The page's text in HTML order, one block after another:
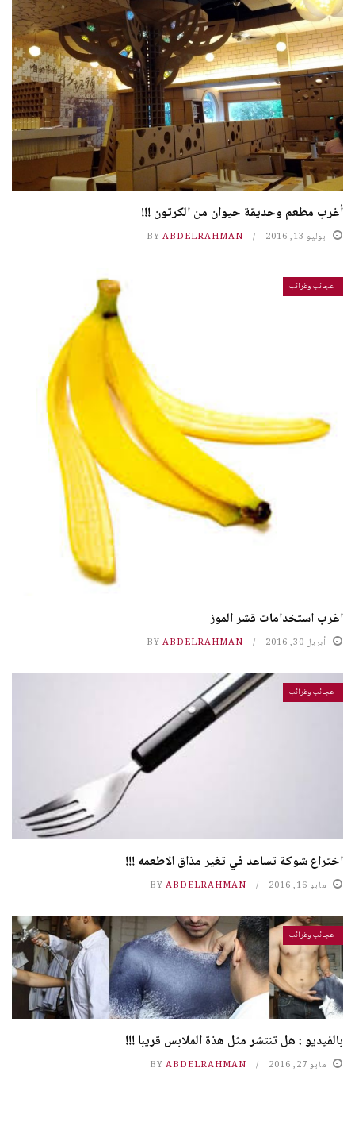
أغرب مطعم وحديقة حيوان من الكرتون !!!
يوليو 13, 2016 BY ABDELRAHMAN
عجائب وغرائب
اغرب استخدامات قشر الموز
أبريل 30, 2016 BY ABDELRAHMAN
عجائب وغرائب
اختراع شوكة تساعد في تغير مذاق الاطعمه !!!
مايو 16, 2016 BY ABDELRAHMAN
عجائب وغرائب
بالفيديو : هل تنتشر مثل هذة الملابس قريبا !!!
مايو 27, 2016 BY ABDELRAHMAN